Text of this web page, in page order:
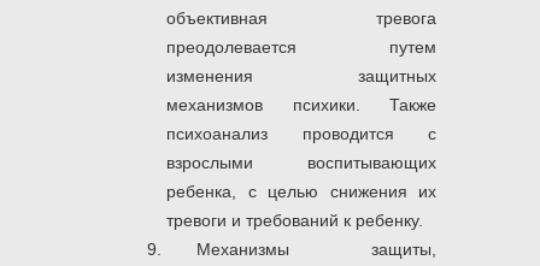
объективная тревога
преодолевается путем
изменения защитных
механизмов психики. Также
психоанализ проводится с
взрослыми воспитывающих
ребенка, с целью снижения их
тревоги и требований к ребенку.
Механизмы защиты,